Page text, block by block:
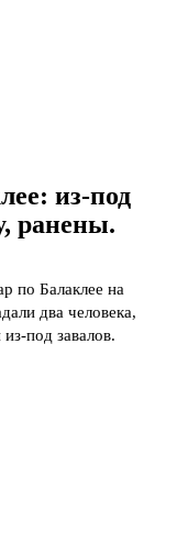
из-под
ранены.
по Балаклее на
два человека,
под завалов.